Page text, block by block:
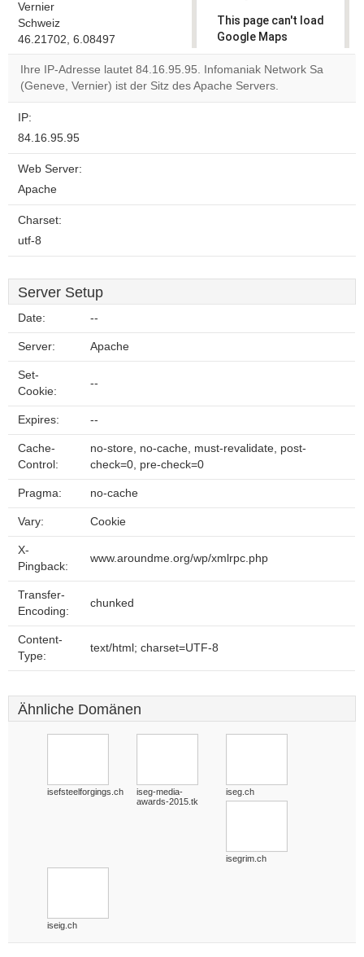
Vernier
Schweiz
46.21702, 6.08497
This page can't load
Google Maps
correctly.
Do you
own this
OK
Ihre IP-Adresse lautet 84.16.95.95. Infomaniak Network Sa
(Geneve, Vernier) ist der Sitz des Apache Servers.
IP:
84.16.95.95
Web Server:
Apache
Charset:
utf-8
Server Setup
Date: --
Server: Apache
Set-
Cookie:
--
Expires: --
Cache-
Control:
no-store, no-cache, must-revalidate, post-
check=0, pre-check=0
Pragma: no-cache
Vary: Cookie
X-
Pingback:
www.aroundme.org/wp/xmlrpc.php
Transfer-
Encoding:
chunked
Content-
Type:
text/html; charset=UTF-8
Ähnliche Domänen
isefsteelforgings.ch
iseg-media-
awards-2015.tk
iseg.ch
isegrim.ch
iseig.ch